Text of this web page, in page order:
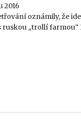
2016
oznámily, že
„trollí